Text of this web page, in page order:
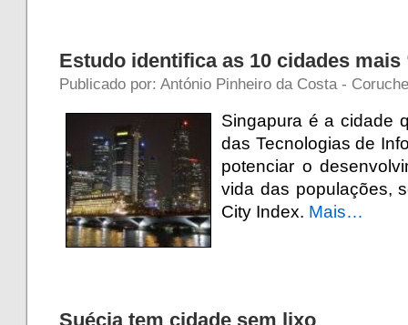
Estudo identifica as 10 cidades mais
Publicado por: António Pinheiro da Costa -
Singapura é a cidade
das Tecnologias de
potenciar o
vida das populações,
City Index. Mais…
Suécia tem cidade sem lixo